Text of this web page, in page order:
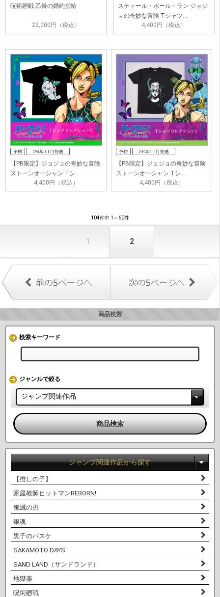
呪術廻戦 乙骨の婚約指輪
22,000円（税込）
スティール・ボール・ラン ジョジ
ョの奇妙な冒険 Tシャツ…
4,400円（税込）
【PB限定】ジョジョの奇妙な冒険
ストーンオーシャン Tシ…
4,400円（税込）
【PB限定】ジョジョの奇妙な冒険
ストーンオーシャン Tシ…
4,400円（税込）
104件中 1～60件
1 2
商品検索
検索キーワード
ジャンルで絞る
ジャンプ関連作品から探す
【推しの子】
家庭教師ヒットマンREBORN!
鬼滅の刃
銀魂
黒子のバスケ
SAKAMOTO DAYS
SAND LAND（サンドランド）
地獄楽
呪術廻戦